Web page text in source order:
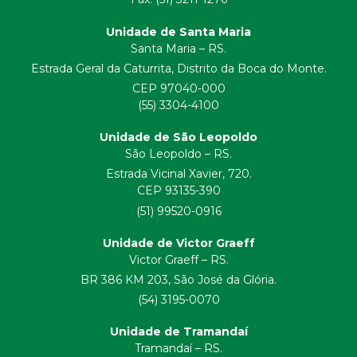
Unidade de Santa Maria
Santa Maria – RS.
Estrada Geral da Caturrita, Distrito da Boca do Monte.
CEP 97040-000
(55) 3304-4100
Unidade de São Leopoldo
São Leopoldo – RS.
Estrada Vicinal Xavier, 720.
CEP 93135-390
(51) 99520-0916
Unidade de Victor Graeff
Victor Graeff – RS.
BR 386 KM 203, São José da Glória.
(54) 3195-0070
Unidade de Tramandaí
Tramandaí – RS.